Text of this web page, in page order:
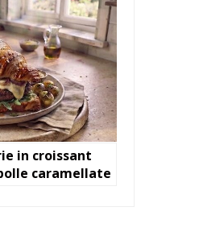
in croissant
caramellate